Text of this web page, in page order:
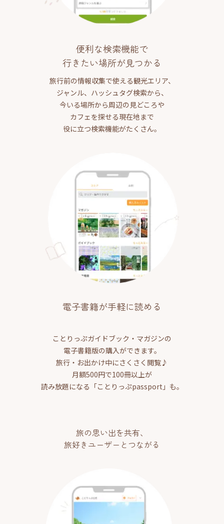
便利な検索機能で
行きたい場所が見つかる
旅行前の情報収集で使える観光エリア、
ジャンル、ハッシュタグ検索から、
今いる場所から周辺の見どころや
カフェを探せる現在地まで
役に立つ検索機能がたくさん。
電子書籍が手軽に読める
ことりっぷガイドブック・マガジンの
電子書籍版の購入ができます。
旅行・お出かけ中にさくさく閲覧♪
月額500円で100冊以上が
読み放題になる「ことりっぷpassport」も。
旅の思い出を共有、
旅好きユーザーとつながる